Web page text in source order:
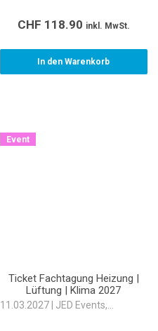
CHF 118.90 inkl. MwSt.
In den Warenkorb
Event
Ticket Fachtagung Heizung |
Lüftung | Klima 2027
11.03.2027 | JED Events,